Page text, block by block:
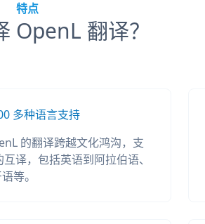
特点
OpenL 翻译？
多种语言支持
的翻译跨越文化鸿沟，支
译，包括英语到阿拉伯语、
等。